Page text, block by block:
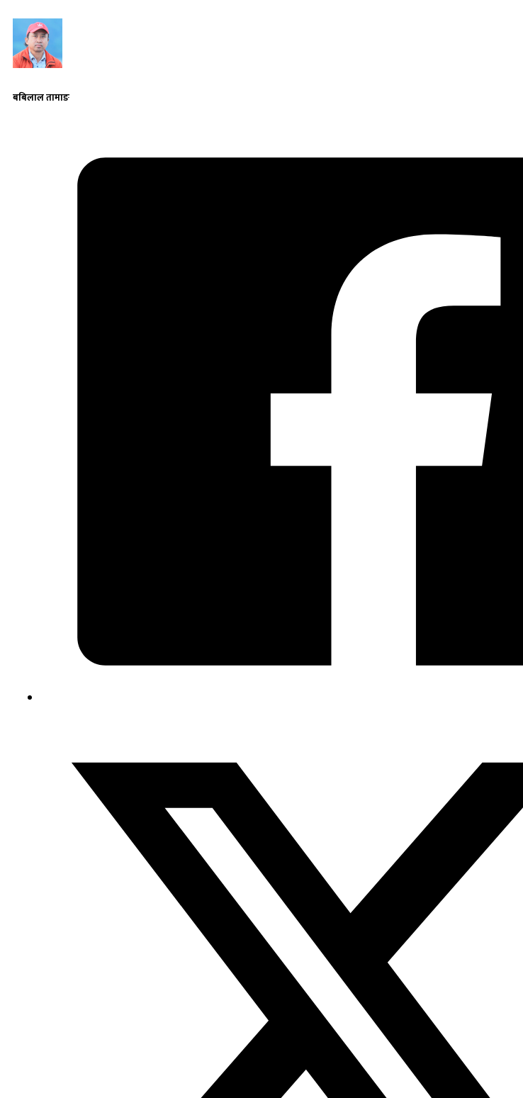
बबिलाल तामाङ